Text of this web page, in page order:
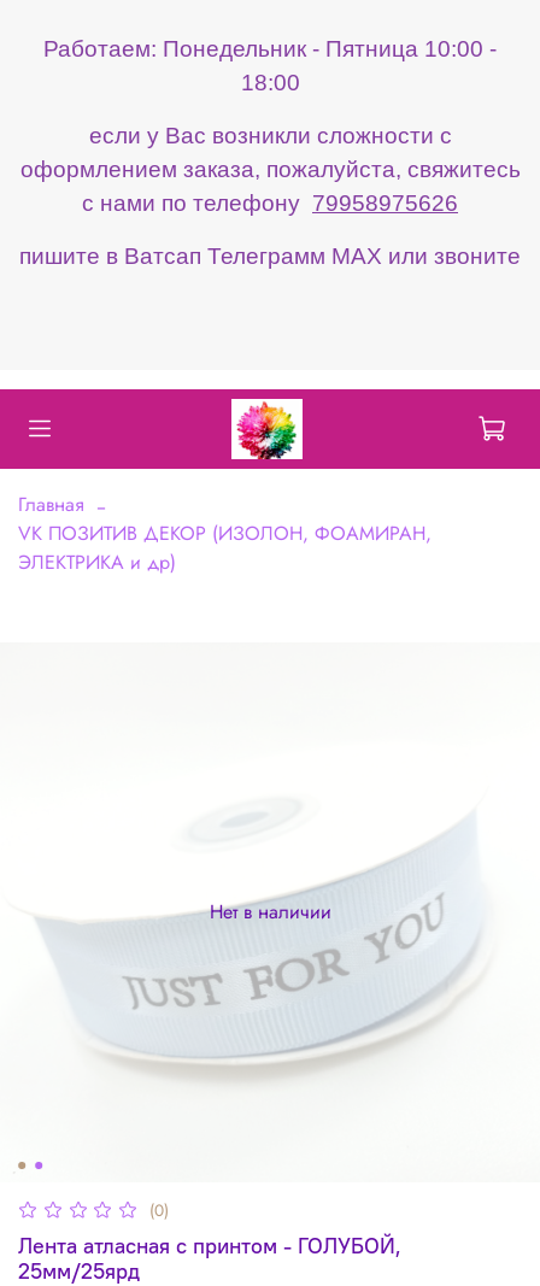
Работаем: Понедельник - Пятница 10:00 -
18:00
если у Вас возникли сложности с
оформлением заказа, пожалуйста, свяжитесь
с нами по телефону 79958975626
пишите в Ватсап Телеграмм МАХ или звоните
Главная
VK ПОЗИТИВ ДЕКОР (ИЗОЛОН, ФОАМИРАН,
ЭЛЕКТРИКА и др)
Нет в наличии
(0)
Лента атласная с принтом - ГОЛУБОЙ,
25мм/25ярд